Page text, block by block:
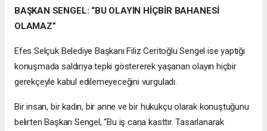
BAŞKAN SENGEL: “BU OLAYIN HİÇBİR BAHANESİ
OLAMAZ”
Efes Selçuk Belediye Başkanı Filiz Ceritoğlu Sengel ise yaptığı
konuşmada saldırıya tepki göstererek yaşanan olayın hiçbir
gerekçeyle kabul edilemeyeceğini vurguladı.
Bir insan, bir kadın, bir anne ve bir hukukçu olarak konuştuğunu
belirten Başkan Sengel, “Bu iş cana kasttır. Tasarlanarak